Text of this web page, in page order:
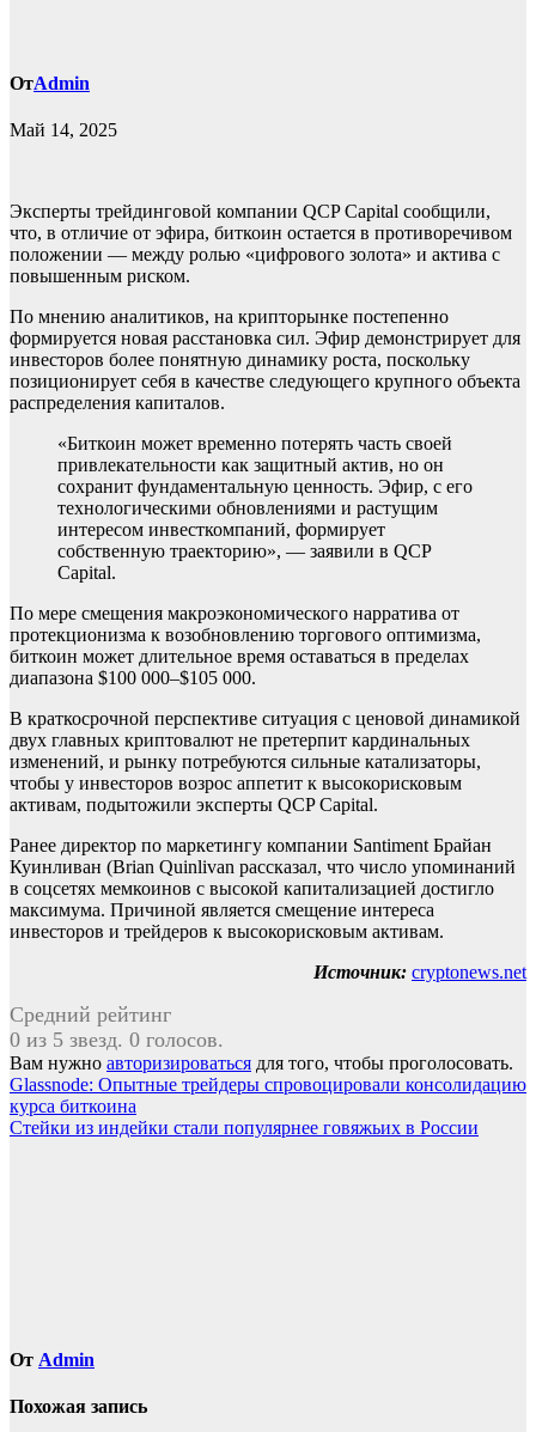
ОтAdmin
Май 14, 2025
Эксперты трейдинговой компании QCP Capital сообщили,
что, в отличие от эфира, биткоин остается в противоречивом
положении — между ролью «цифрового золота» и актива с
повышенным риском.
По мнению аналитиков, на крипторынке постепенно
формируется новая расстановка сил. Эфир демонстрирует для
инвесторов более понятную динамику роста, поскольку
позиционирует себя в качестве следующего крупного объекта
распределения капиталов.
«Биткоин может временно потерять часть своей
привлекательности как защитный актив, но он
сохранит фундаментальную ценность. Эфир, с его
технологическими обновлениями и растущим
интересом инвесткомпаний, формирует
собственную траекторию», — заявили в QCP
Capital.
По мере смещения макроэкономического нарратива от
протекционизма к возобновлению торгового оптимизма,
биткоин может длительное время оставаться в пределах
диапазона $100 000–$105 000.
В краткосрочной перспективе ситуация с ценовой динамикой
двух главных криптовалют не претерпит кардинальных
изменений, и рынку потребуются сильные катализаторы,
чтобы у инвесторов возрос аппетит к высокорисковым
активам, подытожили эксперты QCP Capital.
Ранее директор по маркетингу компании Santiment Брайан
Куинливан (Brian Quinlivan рассказал, что число упоминаний
в соцсетях мемкоинов с высокой капитализацией достигло
максимума. Причиной является смещение интереса
инвесторов и трейдеров к высокорисковым активам.
Источник: cryptonews.net
Средний рейтинг
0 из 5 звезд. 0 голосов.
Вам нужно авторизироваться для того, чтобы проголосовать.
Навигация
по
Glassnode: Опытные трейдеры спровоцировали консолидацию
курса биткоина
Стейки из индейки стали популярнее говяжьих в России
От Admin
Похожая запись